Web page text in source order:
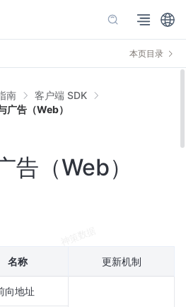
本页目录
南
客户端 SDK
广告（Web）
告（Web）
名称 更新机制
向地址